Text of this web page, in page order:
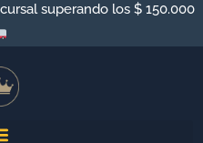
superando los $ 150.000